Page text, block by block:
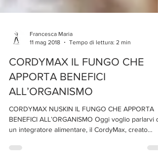
11 mag 2018
Tempo di lettura: 2 min
CORDYMAX IL FUNGO CHE
APPORTA BENEFICI
ALL’ORGANISMO
CORDYMAX NUSKIN IL FUNGO CHE APPORTA
BENEFICI ALL’ORGANISMO Oggi voglio parlarvi di
un integratore alimentare, il CordyMax, creato